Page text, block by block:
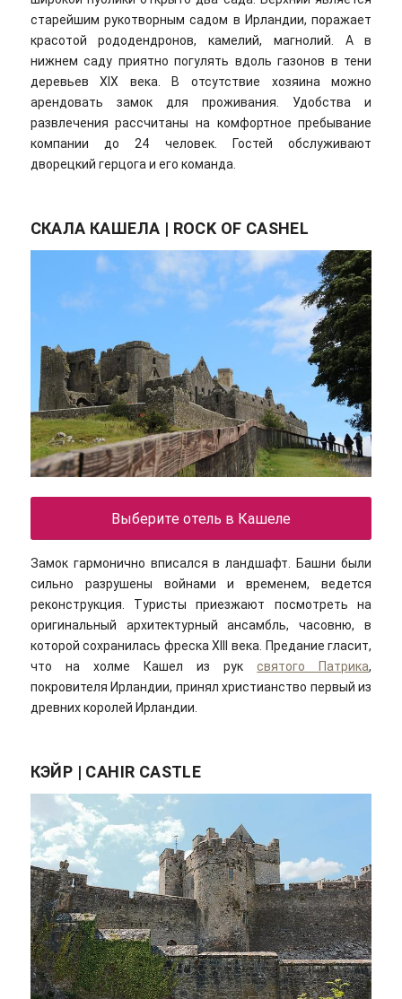
старейшим рукотворным садом в Ирландии, поражает
красотой рододендронов, камелий, магнолий. А в
нижнем саду приятно погулять вдоль газонов в тени
деревьев XIX века. В отсутствие хозяина можно
арендовать замок для проживания. Удобства и
развлечения рассчитаны на комфортное пребывание
компании до 24 человек. Гостей обслуживают
дворецкий герцога и его команда.
СКАЛА КАШЕЛА | ROCK OF CASHEL
Выберите отель в Кашеле
Замок гармонично вписался в ландшафт. Башни были
сильно разрушены войнами и временем, ведется
реконструкция. Туристы приезжают посмотреть на
оригинальный архитектурный ансамбль, часовню, в
которой сохранилась фреска XIII века. Предание гласит,
что на холме Кашел из руксвятого Патрика,
покровителя Ирландии, принял христианство первый из
древних королей Ирландии.
КЭЙР | CAHIR CASTLE